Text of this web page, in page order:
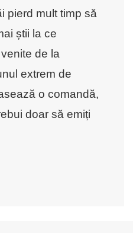
pierd mult timp să
știi la ce
de la
extrem de
o comandă,
doar să emiți